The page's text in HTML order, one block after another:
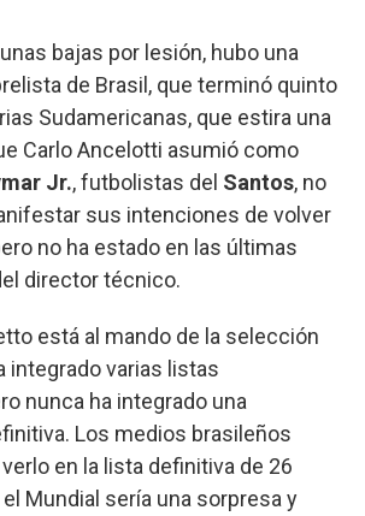
bajas por lesión, hubo una
de Brasil, que terminó quinto
Sudamericanas, que estira una
Carlo Ancelotti asumió como
Jr., futbolistas del Santos, no
sus intenciones de volver
no ha estado en las últimas
director técnico.
está al mando de la selección
integrado varias listas
nunca ha integrado una
Los medios brasileños
en la lista definitiva de 26
Mundial sería una sorpresa y